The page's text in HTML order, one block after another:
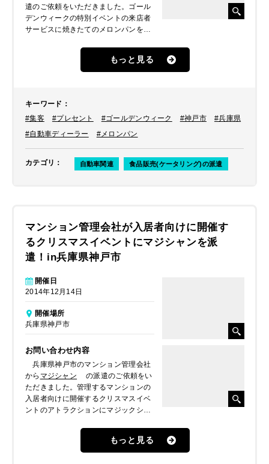
遣のご依頼をいただきました。ゴール
デンウィークの特別イベントの来店者
サービスに焼きたてのメロンパンをプ
もっと見る
キーワード ：
#集客
#プレセント #ゴールデンウィーク #神戸市
#兵庫県
#自動車ディーラー
#メロンパン
カテゴリ ： 自動車関連 食品販売(ケータリング)の派遣
マンション管理会社が入居者向けに開催す
るクリスマスイベントにマジシャンを派
遣！in兵庫県神戸市
開催日
2014年12月14日
開催場所
兵庫県神戸市
お問い合わせ内容
兵庫県神戸市のマンション管理会社
から マジシャン
の派遣のご依頼をい
ただきました。管理するマンションの
入居者向けに開催するクリスマスイベ
ントのアトラクションにマジックショ
もっと見る